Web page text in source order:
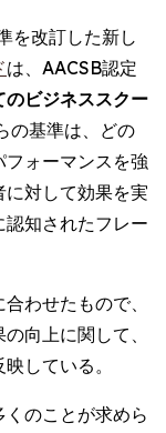
を改訂した新し
は、AACSB認定
のビジネススクー
の基準は、どの
ォーマンスを強
対して効果を実
知されたフレー
わせたもので、
向上に関して、
している。
くのことが求めら